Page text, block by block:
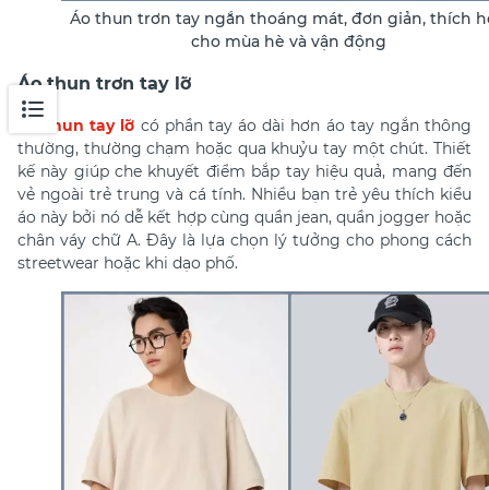
Áo thun trơn tay ngắn thoáng mát, đơn giản, thích
cho mùa hè và vận động
Áo thun trơn tay lỡ
Áo thun tay lỡ có phần tay áo dài hơn áo tay ngắn thông
thường, thường chạm hoặc qua khuỷu tay một chút. Thiết
kế này giúp che khuyết điểm bắp tay hiệu quả, mang đến
vẻ ngoài trẻ trung và cá tính. Nhiều bạn trẻ yêu thích kiểu
áo này bởi nó dễ kết hợp cùng quần jean, quần jogger hoặc
chân váy chữ A. Đây là lựa chọn lý tưởng cho phong cách
streetwear hoặc khi dạo phố.